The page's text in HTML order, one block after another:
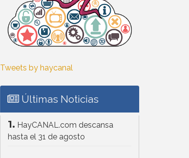
Tweets by haycanal
Últimas Noticias
1. HayCANAL.com descansa
hasta el 31 de agosto